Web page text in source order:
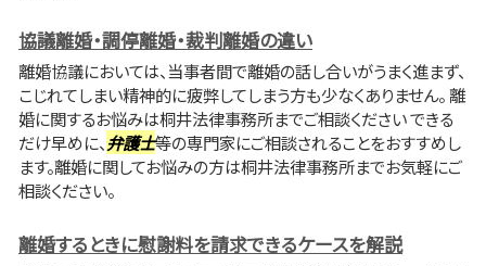
協議離婚・調停離婚・裁判離婚の違い
離婚協議においては、当事者間で離婚の話し合いがうまく進まず、
こじれてしまい精神的に疲弊してしまう方も少なくありません。 離
婚に関するお悩みは桐井法律事務所までご相談ください できる
だけ早めに、 弁護士等の専門家にご相談されることをおすすめし
ます。離婚に関してお悩みの方は桐井法律事務所までお気軽にご
相談ください。
離婚するときに慰謝料を請求できるケースを解説